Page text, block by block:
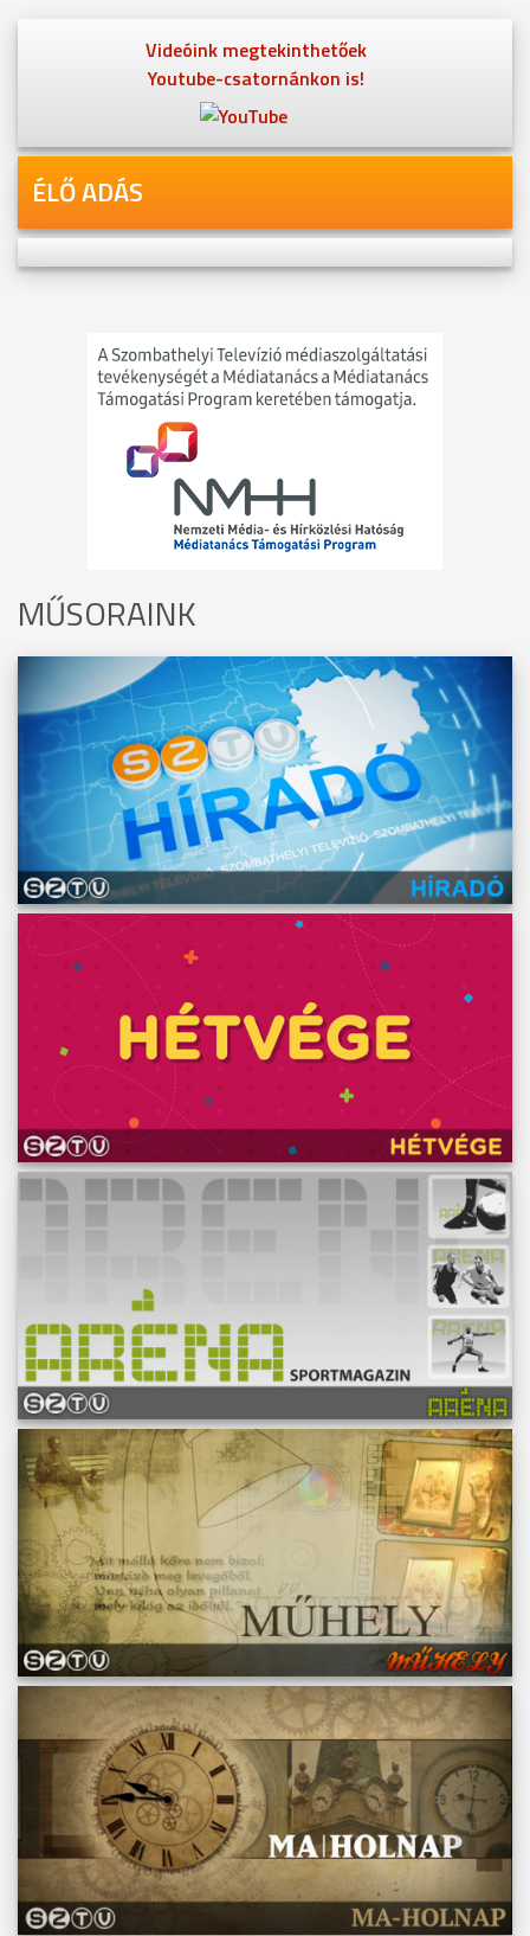
Videóink megtekinthetőek
Youtube-csatornánkon is!
ÉLŐ ADÁS
MŰSORAINK